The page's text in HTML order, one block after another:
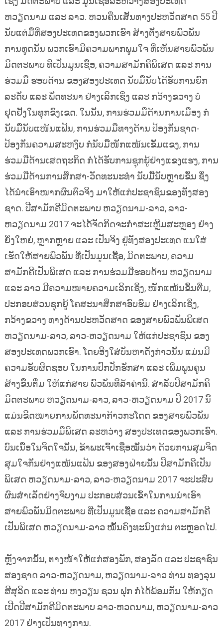
ຫວຽດນາມ ແລະ ລາວ. ຫວນຄືນເສັ້ນທາງປະຫວັດສາດ 55 ປີ
ນັບແຕ່ມື້ທີ່ສອງປະເທດຂອງພວກເຮົາ ສ້າງຕັ້ງສາຍພົວພັນ
ການທູດນັ້ນ ພວກເຮົາມີຄວາມພາກພູມໃຈ ທີ່ເຫັນສາຍພົວພັນ
ມິດຕະພາບ ທີ່ເປັນມູນເຊື້ອ, ຄວາມສາມັກຄີພິເສດ ແລະ ການ
ຮ່ວມມື ຮອບດ້ານ ຂອງສອງປະເທດ ນັບມື້ນັບໄດ້ຮັບການຍົກ
ລະດັບ ແລະ ພັດທະນາ ຢ່າງເລິກເຊິ່ງ ແລະ ກວ້າງຂວາງ ບໍ່
ຢຸດຢັ້ງໃນທຸກຂົງເຂດ. ໃນນັ້ນ, ການຮ່ວມມືດ້ານການເມືອງ ກໍ່
ນັບມື້ນັບແໜ້ນແຟ້ນ, ການຮ່ວມມືທາງດ້ານ ປ້ອງກັນຊາດ-
ປ້ອງກັນຄວາມສະຫງົບ ກໍ່ນັບມື້ໜັກແໜ້ນເຂັ້ມແຂງ, ການ
ຮ່ວມມືດ້ານເສດຖະກິດ ກໍ່ໄດ້ຮັບການຊຸກຍູ້ຢ່າງແຂງແຮງ, ການ
ຮ່ວມມືດ້ານການສຶກສາ-ວັດທະນະທຳ ນັບມື້ນັບຫຼາຍຂຶ້ນ ຊຶ່ງ
ໄດ້ນຳເອົາໝາກຜົນຕົວຈິງ ມາໃຫ້ແກ່ປະຊາຊົນຂອງທັງສອງ
ຊາດ. ປີສາມັກຄີມິດຕະພາບ ຫວຽດນາມ-ລາວ, ລາວ-
ຫວຽດນາມ 2017 ຈະໄດ້ຈັດກິດຈະກຳສະເຫຼີມສະຫຼອງ ຢ່າງ
ຍິ່ງໃຫຍ່, ຫຼາກຫຼາຍ ແລະ ເປັນຈິງ ຢູ່ທັງສອງປະເທດ ແນໃສ່
ເຮັດໃຫ້ສາຍພົວພັນ ທີ່ເປັນມູນເຊື້ອ, ມິດຕະພາບ, ຄວາມ
ສາມັກຄີເປັນພິເສດ ແລະ ການຮ່ວມມືຮອບດ້ານ ຫວຽດນາມ
ແລະ ລາວ ມີຄວາມໝາຍຄວາມເລິກເຊິ່ງ, ໜັກແໜ້ນຂຶ້ນຕື່ມ,
ປະກອບສ່ວນຊຸກຍູ້ ໂຄສະນາສຶກສາອົບຮົມ ຢ່າງເລິກເຊິ່ງ,
ກວ້າງຂວາງ ທາງດ້ານປະຫວັດສາດ ຂອງສາຍພົວພັນພິເສດ
ຫວຽດນາມ-ລາວ, ລາວ-ຫວຽດນາມ ໃຫ້ແກ່ປະຊາຊົນ ຂອງ
ສອງປະເທດພວກເຮົາ. ໂດຍອີງໃສ່ບັນຫາດັ່ງກ່າວນັ້ນ ແມ່ນມີ
ຄວາມຮັບຜິດຊອບ ໃນການປົກປັກຮັກສາ ແລະ ເພີ່ມພູນຄູນ
ສ້າງຂຶ້ນຕື່ມ ໃຫ້ແກ່ສາຍ ພົວພັນທີ່ລ້ຳຄ່ານີ້. ສຳລັບປີສາມັກຄີ
ມິດຕະພາບ ຫວຽດນາມ-ລາວ, ລາວ-ຫວຽດນາມ ປີ 2017 ນີ້
ແມ່ນຂີດໝາຍການພັດທະນາກ້າວກະໂດດ ຂອງສາຍພົວພັນ
ແລະ ການຮ່ວມມືພິເສດ ລະຫວ່າງ ສອງປະເທດຂອງພວກເຮົາ.
ບົນເນື້ອໃນຈິດໃຈນັ້ນ, ຂ້າພະເຈົ້າເຊື່ອໝັ້ນວ່າ ດ້ວຍການສຸມຈິດ
ສຸມໃຈກັນຢ່າງແໜ້ນແຟ້ນ ຂອງສອງຝ່າຍນັ້ນ ປີສາມັກຄີເປັນ
ພິເສດ ຫວຽດນາມ-ລາວ, ລາວ-ຫວຽດນາມ 2017 ຈະປະສົບ
ຜົນສຳເລັດຢ່າງຈົບງາມ ປະກອບສ່ວນເຂົ້າໃນການນຳເອົາ
ສາຍພົວພັນມິດຕະພາບ ທີ່ເປັນມູນເຊື້ອ ແລະ ຄວາມສາມັກຄີ
ເປັນພິເສດ ຫວຽດນາມ-ລາວ ໝັ້ນຄົງທະນົງແກ່ນ ຕະຫຼອດໄປ.
ຫຼັງຈາກນັ້ນ, ຕາງໜ້າໃຫ້ແກ່ສອງພັກ, ສອງລັດ ແລະ ປະຊາຊົນ
ສອງຊາດ ລາວ-ຫວຽດນາມ, ຫວຽດນາມ-ລາວ ທ່ານ ທອງລຸນ
ສີສຸລິດ ແລະ ທ່ານ ຫງວຽນ ຊວນ ຟຸກ ກໍ່ໄດ້ພ້ອມກັນ ໃຫ້ກຽດ
ເປີດປີສາມັກຄີມິດຕະພາບ ລາວ-ຫວດນາມ, ຫວຽດນາມ-ລາວ
2017 ຢ່າງເປັນທາງການ.